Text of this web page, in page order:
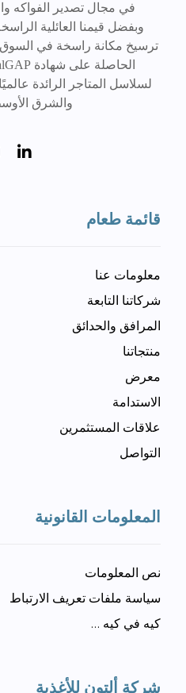
في مجال تصدير الفواكه
وبفضل قيمنا العائلية
ترسيخ مكانة راسخة في السوق
لسلاسل المتاجر الرائدة
والشرق
قائمة طعام
معلومات عنا
شركاتنا التابعة
المرافق والحدائق
منتجاتنا
معرض
الاستدامة
علاقات المستثمرين
التواصل
المعلومات القانونية
نص المعلومات
سياسة ملفات تعريف الارتباط
كيه في كيه …
شركة ألتون للأغذية